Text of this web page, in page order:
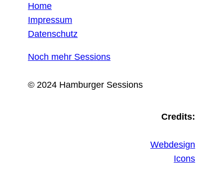
Home
Impressum
Datenschutz
Noch mehr Sessions
© 2024 Hamburger Sessions
Credits:
Webdesign
Icons